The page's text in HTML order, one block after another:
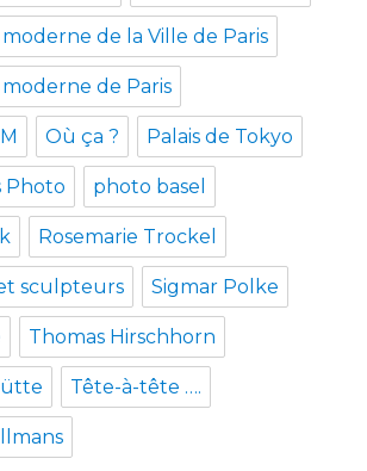
de la Ville de Paris
moderne de Paris
Où ça ? Palais de Tokyo
Photo photo basel
Rosemarie Trockel
sculpteurs Sigmar Polke
Thomas Hirschhorn
Tête-à-tête ….